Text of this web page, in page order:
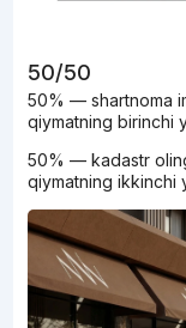
50/50
50% — shartnoma
qiymatning birinchi
50% — kadastr
qiymatning ikkinchi